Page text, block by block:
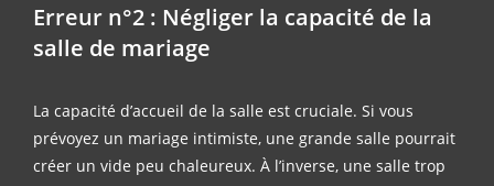
Erreur n°2 : Négliger la capacité de la
salle de mariage
La capacité d’accueil de la salle est cruciale. Si vous
prévoyez un mariage intimiste, une grande salle pourrait
créer un vide peu chaleureux. À l’inverse, une salle trop